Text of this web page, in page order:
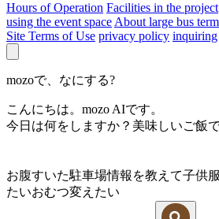
Hours of Operation Facilities in the project
using the event space About large bus
Site Terms of Use privacy policy inquiring
mozoで、なにする?
こんにちは。mozo AIです。
今日は何をしますか？美味しいご飯
お腹すいた駐車場情報を教えて子供
たいおむつ変えたい